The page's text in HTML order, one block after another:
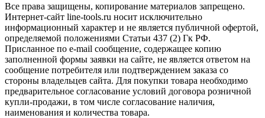
Все права защищены, копирование материалов запрещено.
Интернет-сайт line-tools.ru носит исключительно
информационный характер и не является публичной офертой,
определяемой положениями Статьи 437 (2) Гк РФ.
Присланное по e-mail сообщение, содержащее копию
заполненной формы заявки на сайте, не является ответом на
сообщение потребителя или подтверждением заказа со
стороны владельцев сайта. Для покупки товара необходимо
предварительное согласование условий договора розничной
купли-продажи, в том числе согласование наличия,
наименования и количества товара.